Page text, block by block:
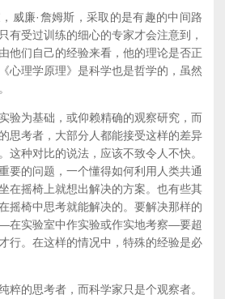
威廉·詹姆斯，采取的是有趣的中间路
有受过训练的细心的专家才会注意到，
他们自己的经验来看，他的理论是否正
心理学原理》是科学也是哲学的，虽然
验为基础，或仰赖精确的观察研究，而
思考者，大部分人都能接受这样的差异
这种对比的说法，应该不致令人不快。
要的问题，一个懂得如何利用人类共通
在摇椅上就想出解决的方案。也有些其
摇椅中思考就能解决的。要解决那样的
在实验室中作实验或作实地考察—要超
行。在这样的情况中，特殊的经验是必
粹的思考者，而科学家只是个观察者。